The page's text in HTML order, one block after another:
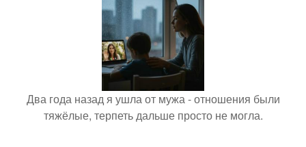
Два года назад я ушла от мужа - отношения были
тяжёлые, терпеть дальше просто не могла.